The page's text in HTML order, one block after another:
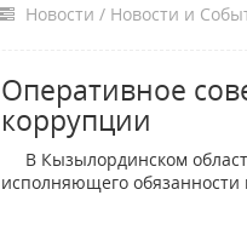
Новости / Новости и
Оперативное
коррупции
В Кызылординском
исполняющего обязанности